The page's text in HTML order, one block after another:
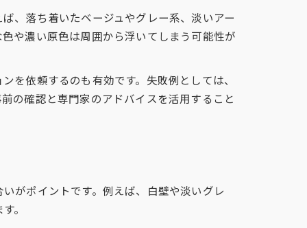
、落ち着いたベージュやグレー系、淡いアー
や濃い原色は周囲から浮いてしまう可能性が
を依頼するのも有効です。失敗例としては、
の確認と専門家のアドバイスを活用すること
がポイントです。例えば、白壁や淡いグレ
。